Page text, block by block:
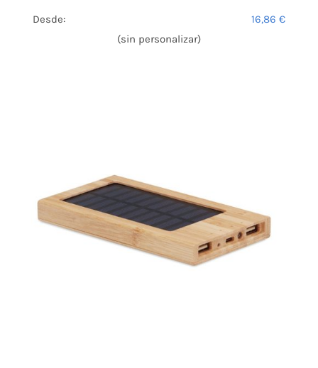
Desde: 16,86 €
(sin personalizar)